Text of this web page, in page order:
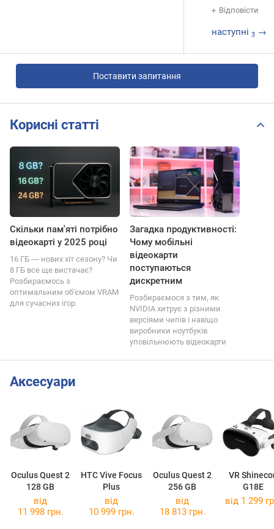
Відповісти
наступні 3 →
Поставити запитання
Корисні статті
Скільки пам'яті потрібно
відеокарті у 2025 році
16 ГБ ― нових хіт сезону? Чи
8 ГБ все ще вистачає?
Розбираємось з
оптимальним об'ємом VRAM
для сучасних ігор.
Загадка продуктивності:
Чому мобільні
відеокарти
поступаються
дискретним
Розбираємося з тим, як
NVIDIA хитрує з різними
версіями чипів і навіщо
виробники ноутбуків
уповільнюють відеокарти
Аксесуари
Oculus Quest 2
128 GB
HTC Vive Focus
Plus
Oculus Quest 2
256 GB
VR
G18E
від
11 998 грн.
від
10 999 грн.
від
18 813 грн.
від 1 299